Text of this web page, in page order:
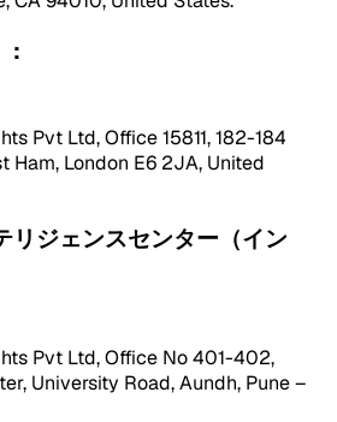
:
Pvt Ltd, Office 15811, 182-184
Ham, London E6 2JA, United
リジェンスセンター（イン
Pvt Ltd, Office No 401-402,
University Road, Aundh, Pune –